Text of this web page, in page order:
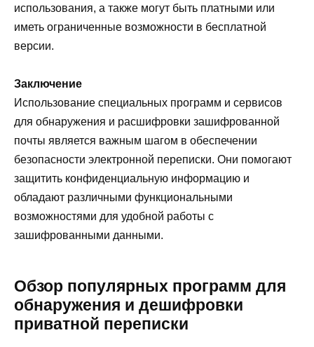
использования, а также могут быть платными или
иметь ограниченные возможности в бесплатной
версии.
Заключение
Использование специальных программ и сервисов
для обнаружения и расшифровки зашифрованной
почты является важным шагом в обеспечении
безопасности электронной переписки. Они помогают
защитить конфиденциальную информацию и
обладают различными функциональными
возможностями для удобной работы с
зашифрованными данными.
Обзор популярных программ для
обнаружения и дешифровки
приватной переписки